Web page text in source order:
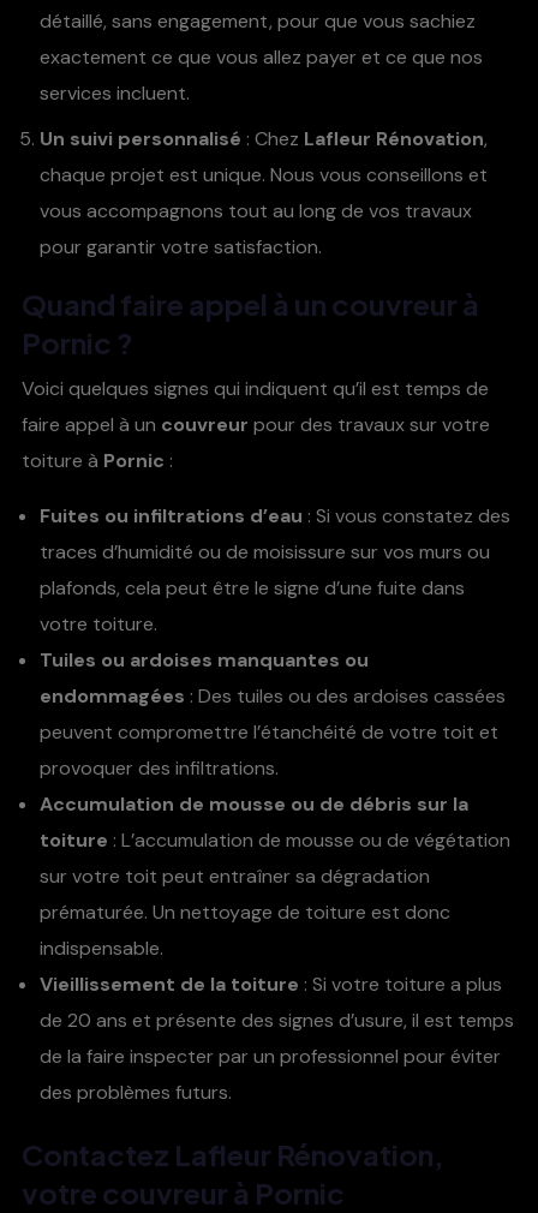
détaillé, sans engagement, pour que vous sachiez
exactement ce que vous allez payer et ce que nos
services incluent.
Un suivi personnalisé : Chez Lafleur Rénovation,
chaque projet est unique. Nous vous conseillons et
vous accompagnons tout au long de vos travaux
pour garantir votre satisfaction.
Quand faire appel à un couvreur à
Pornic ?
Voici quelques signes qui indiquent qu’il est temps de
faire appel à un couvreur pour des travaux sur votre
toiture à Pornic :
Fuites ou infiltrations d’eau : Si vous constatez des
traces d’humidité ou de moisissure sur vos murs ou
plafonds, cela peut être le signe d’une fuite dans
votre toiture.
Tuiles ou ardoises manquantes ou
endommagées : Des tuiles ou des ardoises cassées
peuvent compromettre l’étanchéité de votre toit et
provoquer des infiltrations.
Accumulation de mousse ou de débris sur la
toiture : L’accumulation de mousse ou de végétation
sur votre toit peut entraîner sa dégradation
prématurée. Un nettoyage de toiture est donc
indispensable.
Vieillissement de la toiture : Si votre toiture a plus
de 20 ans et présente des signes d’usure, il est temps
de la faire inspecter par un professionnel pour éviter
des problèmes futurs.
Contactez Lafleur Rénovation,
votre couvreur à Pornic